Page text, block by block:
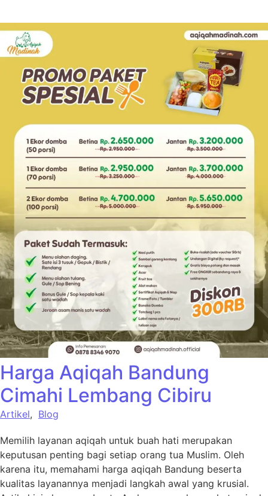
Harga Aqiqah Bandung
Cimahi Lembang Cibiru
Artikel, Blog
Memilih layanan aqiqah untuk buah hati merupakan
keputusan penting bagi setiap orang tua Muslim. Oleh
karena itu, memahami harga aqiqah Bandung beserta
kualitas layanannya menjadi langkah awal yang krusial.